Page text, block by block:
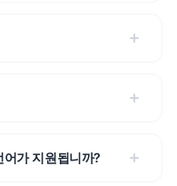
가 지원됩니까?